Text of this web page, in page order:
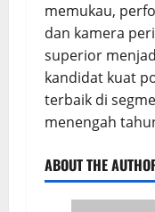
memukau,
dan kamera
superior
kandidat kuat
terbaik di
menengah
ABOUT THE